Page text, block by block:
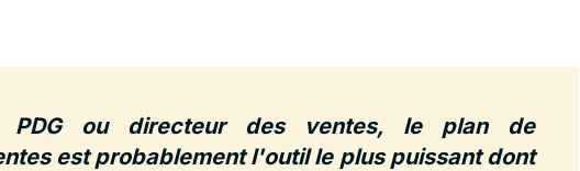
PDG ou directeur des ventes, le plan de
est probablement l'outil le plus puissant dont